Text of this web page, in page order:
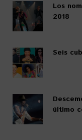
Los
2018
Seis
último